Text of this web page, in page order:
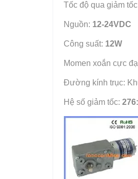
Tốc độ qua giảm
Nguồn: 12-24VDC
Công suất: 12W
Momen xoắn cực
Đường kính trục:
Hệ số giảm tốc: